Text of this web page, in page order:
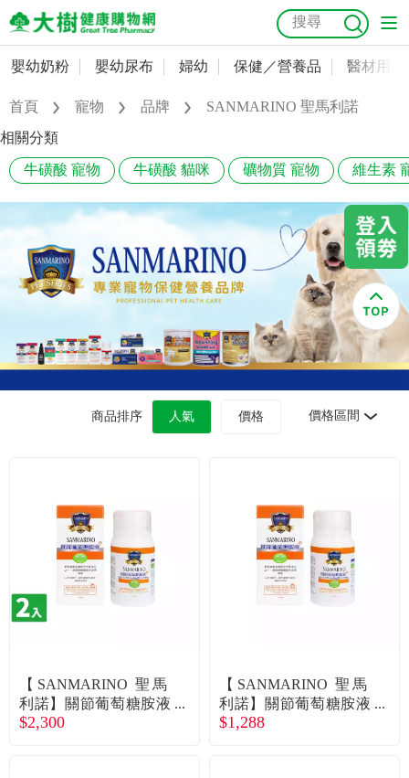
嬰幼奶粉
婦幼
保健／營養品
醫材用品
美容／個人清潔
食品／健康食補
名人嚴選
優惠活動
關於我們
合作提案
購物流程
抗菌
奶瓶奶嘴
會員資料及密碼修改
訂單查詢
收藏清單
紅利點數查詢
優惠券領取
嬰幼奶粉 嬰幼尿布 婦幼 保健／營養品 醫材用品
首頁 寵物 品牌
SANMARINO 聖馬利諾
相關分類
牛磺酸 寵物 牛磺酸 貓咪 礦物質 寵物 維生素
商品排序 人氣 價格 價格區間
【SANMARINO 聖馬
利諾】關節葡萄糖胺液
（貓用）（120ml/瓶）
$2,300
【SANMARINO 聖馬
利諾】關節葡萄糖胺液
(貓用)(120ml/瓶)（廠商
$1,288